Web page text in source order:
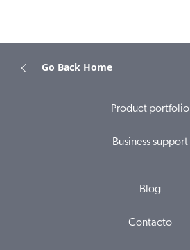
Go Back Home
Product portfolio
Business support
Blog
Contacto